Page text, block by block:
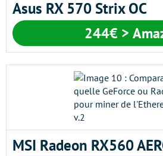
Asus RX 570 Strix OC
244€ >
MSI Radeon RX560